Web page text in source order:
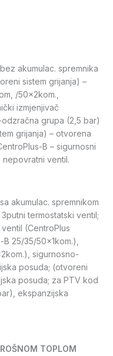
akumulac. spremnika
sistem grijanja) –
/50x2kom.,
izmjenjivač
grupa (2,5 bar)
grijanja) – otvorena
B – sigurnosni
ventil.
akumulac. spremnikom
termostatski ventil;
(CentroPlus
25/35/50x1kom.),
sigurnosno-
posuda; (otvoreni
posuda; za PTV kod
ekspanzijska
TOPLOM